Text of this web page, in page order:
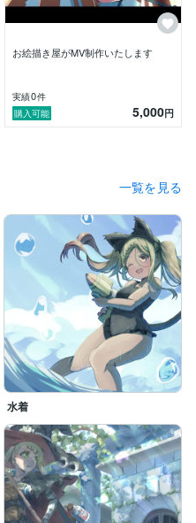
お絵描き屋がMV制作いたします
実績0件
購入可能
5,000円
一覧を見る
水着